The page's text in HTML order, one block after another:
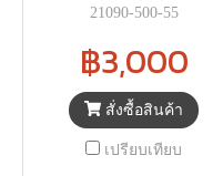
21090-500-55
฿3,000
สั่งซื้อสินค้า
เปรียบเทียบ